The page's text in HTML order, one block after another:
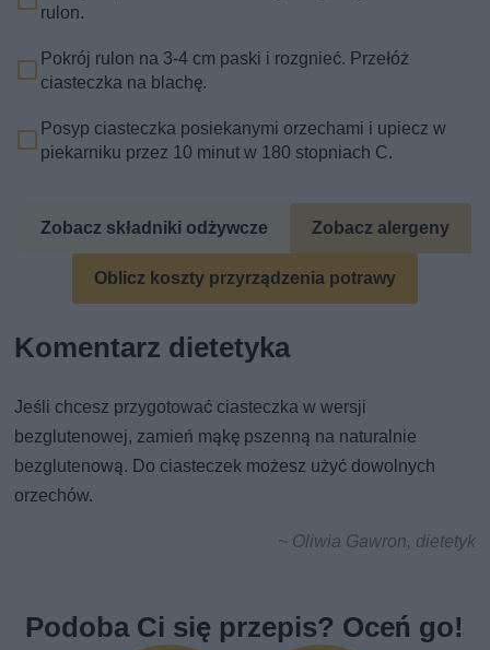
rulon.
Pokrój rulon na 3-4 cm paski i rozgnieć. Przełóż
ciasteczka na blachę.
Posyp ciasteczka posiekanymi orzechami i upiecz w
piekarniku przez 10 minut w 180 stopniach C.
Zobacz składniki odżywcze Zobacz alergeny
Oblicz koszty przyrządzenia potrawy
Komentarz dietetyka
Jeśli chcesz przygotować ciasteczka w wersji
bezglutenowej, zamień mąkę pszenną na naturalnie
bezglutenową. Do ciasteczek możesz użyć dowolnych
orzechów.
~ Oliwia Gawron, dietetyk
Podoba Ci się przepis? Oceń go!